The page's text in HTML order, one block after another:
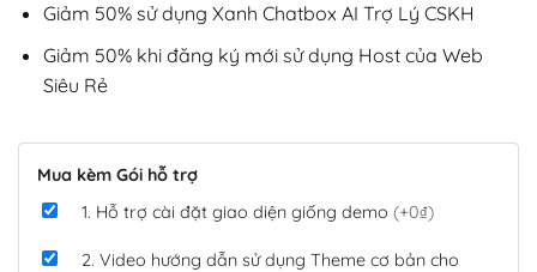
Giảm 50% sử dụng Xanh Chatbox AI Trợ Lý CSKH
Giảm 50% khi đăng ký mới sử dụng Host của Web
Siêu Rẻ
Mua kèm Gói hỗ trợ
1. Hỗ trợ cài đặt giao diện giống demo (+0₫)
2. Video hướng dẫn sử dụng Theme cơ bản cho